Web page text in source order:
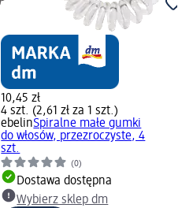
10,45 zł
4 szt. (2,61 zł za 1 szt.)
ebelinSpiralne małe gumki
do włosów, przezroczyste, 4
szt.
(0)
Dostawa dostępna
Wybierz sklep dm